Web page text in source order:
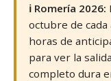
ℹ️ Romería 2026:
octubre de
horas de
para ver la
completo dura